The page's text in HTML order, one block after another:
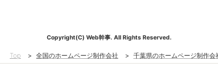
Copyright(C) Web幹事. All Rights Reserved.
Top > 全国のホームページ制作会社 > 千葉県のホームページ制作会